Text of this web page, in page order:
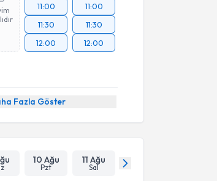
11:00
11:30
12:00
11:00
11:30
12:00
Fazla Göster
10 Ağu
Pzt
11 Ağu
Sal